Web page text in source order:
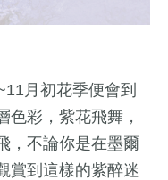
月初花季便會到
色彩，紫花飛舞，
，不論你是在墨爾
賞到這樣的紫醉迷